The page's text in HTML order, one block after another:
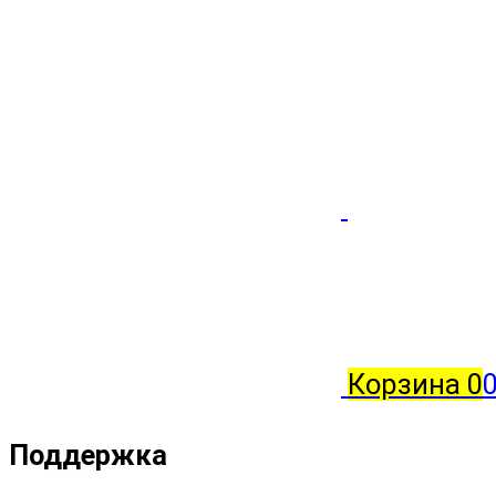
Корзина 0
Поддержка